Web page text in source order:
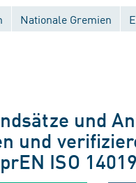
Nationale Gremien
und
und
ISO